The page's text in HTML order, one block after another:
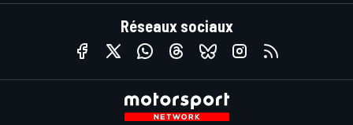
Réseaux sociaux